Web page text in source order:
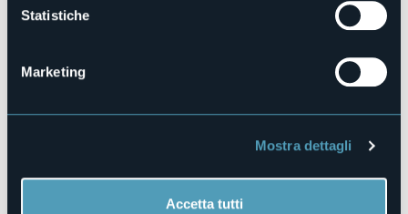
Statistiche
Marketing
Mostra dettagli
Accetta tutti
Piscina
No
Sì
2
E-mail
alpebarchetto@gmail.com